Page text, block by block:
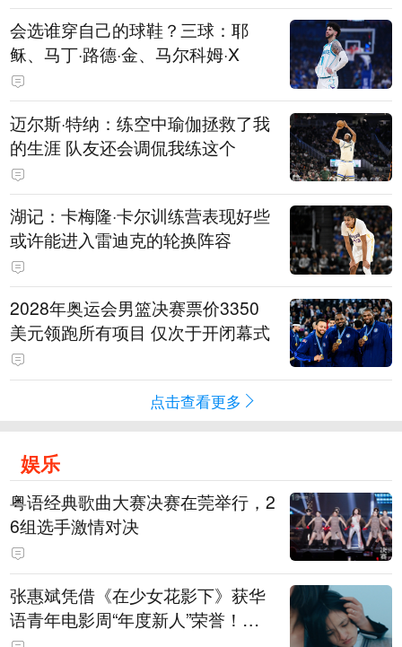
会选谁穿自己的球鞋？三球：耶
稣、马丁·路德·金、马尔科姆·X
迈尔斯·特纳：练空中瑜伽拯救了我
的生涯 队友还会调侃我练这个
湖记：卡梅隆·卡尔训练营表现好些
或许能进入雷迪克的轮换阵容
2028年奥运会男篮决赛票价3350
美元领跑所有项目 仅次于开闭幕式
点击查看更多
娱乐
粤语经典歌曲大赛决赛在莞举行，2
6组选手激情对决
张惠斌凭借《在少女花影下》获华
语青年电影周“年度新人”荣誉！该